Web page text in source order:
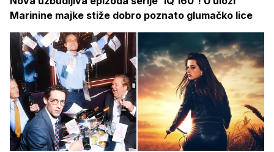
Marinine majke stiže dobro poznato glumačko lice